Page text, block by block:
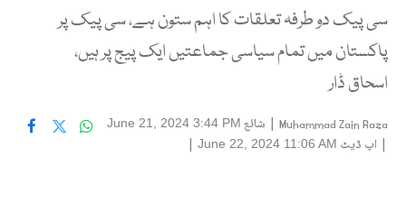
سی پیک دو طرفہ تعلقات کا اہم ستون ہے، سی پیک پر
پاکستان میں تمام سیاسی جماعتیں ایک پیج پر ہیں،
اسحاق ڈار
Muhammad Zain Raza
| شائع June 21, 2024 3:44 PM
| اپ ڈیٹ June 22, 2024 11:06 AM
|